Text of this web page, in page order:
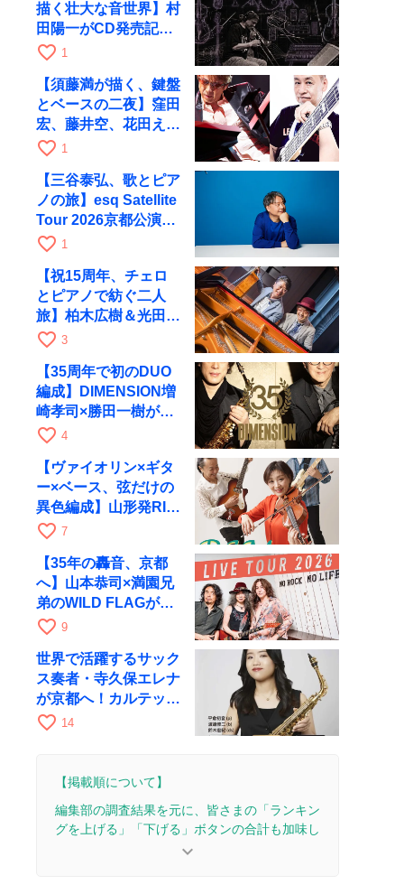
描く壮大な音世界】村
田陽一がCD発売記念
ツアーで9月4日に京
favorite_border 1
【須藤満が描く、鍵盤
とベースの二夜】窪田
宏、藤井空、花田えみ
と京都RAGで共演
favorite_border 1
【三谷泰弘、歌とピア
ノの旅】esq Satellite
Tour 2026京都公演を
10月に開催
favorite_border 1
【祝15周年、チェロ
とピアノで紡ぐ二人
旅】柏木広樹＆光田健
一が11月12日に京都
favorite_border 3
【35周年で初のDUO
編成】DIMENSION増
崎孝司×勝田一樹が10
月11日に京都RAGへ
favorite_border 4
【ヴァイオリン×ギタ
ー×ベース、弦だけの
異色編成】山形発RIM
が初全国ツアーで8月
favorite_border 7
【35年の轟音、京都
へ】山本恭司×満園兄
弟のWILD FLAGが8
月6日にRAGでライブ
favorite_border 9
世界で活躍するサック
ス奏者・寺久保エレナ
が京都へ！カルテッ
ト・ツアー京都公演を
favorite_border 14
【掲載順について】
編集部の調査結果を元に、皆さまの「ランキン
グを上げる」「下げる」ボタンの合計も加味し
keyboard_arrow_down